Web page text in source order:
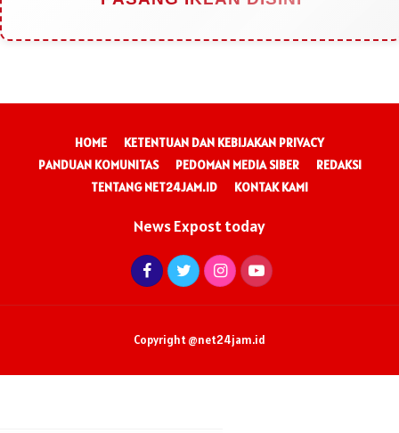
HOME
KETENTUAN DAN KEBIJAKAN PRIVACY
PANDUAN KOMUNITAS
PEDOMAN MEDIA SIBER
REDAKSI
TENTANG NET24JAM.ID
KONTAK KAMI
News Expost today
Copyright @net24jam.id